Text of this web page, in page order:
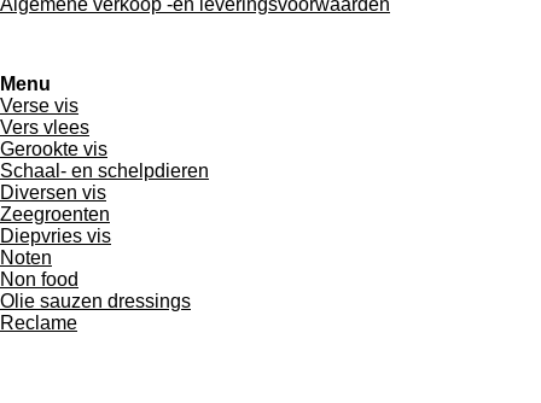
k
p
a
Menu
Verse vis
Vers vlees
Gerookte vis
Schaal- en schelpdieren
Diversen vis
Zeegroenten
Diepvries vis
Noten
Non food
Olie sauzen dressings
Reclame